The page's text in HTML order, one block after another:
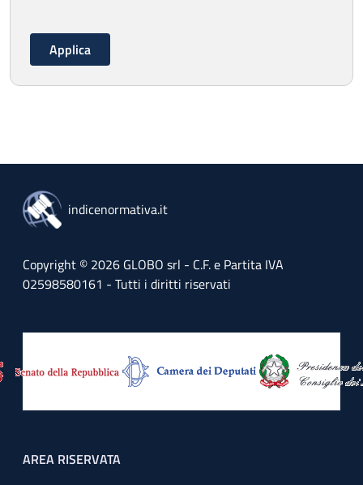
indicenormativa.it
Copyright © 2026 GLOBO srl - C.F. e Partita IVA
02598580161 - Tutti i diritti riservati
Footer menu
AREA RISERVATA